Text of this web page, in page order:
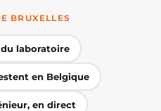
BRUXELLES
laboratoire
en Belgique
en direct